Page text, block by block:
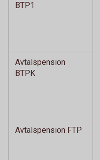
BTP1
Avtalspension
BTPK
Avtalspension FTP